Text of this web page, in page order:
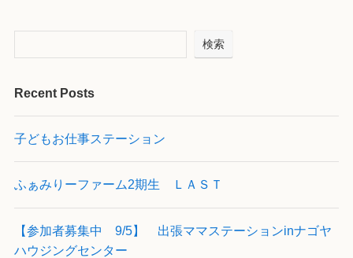
検索
Recent Posts
子どもお仕事ステーション
ふぁみりーファーム2期生 ＬＡＳＴ
【参加者募集中 9/5】 出張ママステーションinナゴヤ
ハウジングセンター